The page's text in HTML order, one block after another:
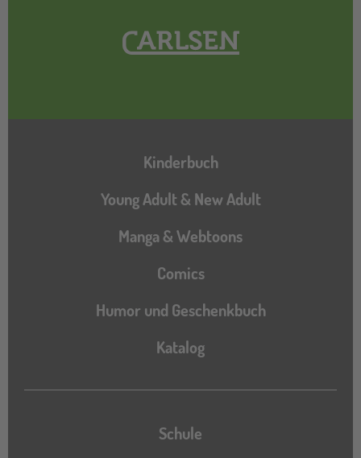
Hauptnavigation
Kinderbuch
Young Adult & New Adult
Manga & Webtoons
Comics
Humor und Geschenkbuch
Katalog
Katalog
Schule